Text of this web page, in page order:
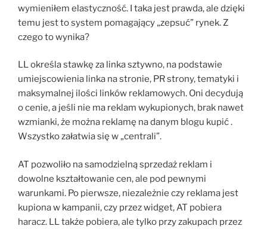
wymieniłem elastyczność. I taka jest prawda, ale dzięki
temu jest to system pomagający „zepsuć” rynek. Z
czego to wynika?
LL określa stawkę za linka sztywno, na podstawie
umiejscowienia linka na stronie, PR strony, tematyki i
maksymalnej ilości linków reklamowych. Oni decydują
o cenie, a jeśli nie ma reklam wykupionych, brak nawet
wzmianki, że można reklamę na danym blogu kupić .
Wszystko załatwia się w „centrali”.
AT pozwoliło na samodzielną sprzedaż reklam i
dowolne kształtowanie cen, ale pod pewnymi
warunkami. Po pierwsze, niezależnie czy reklama jest
kupiona w kampanii, czy przez widget, AT pobiera
haracz. LL także pobiera, ale tylko przy zakupach przez